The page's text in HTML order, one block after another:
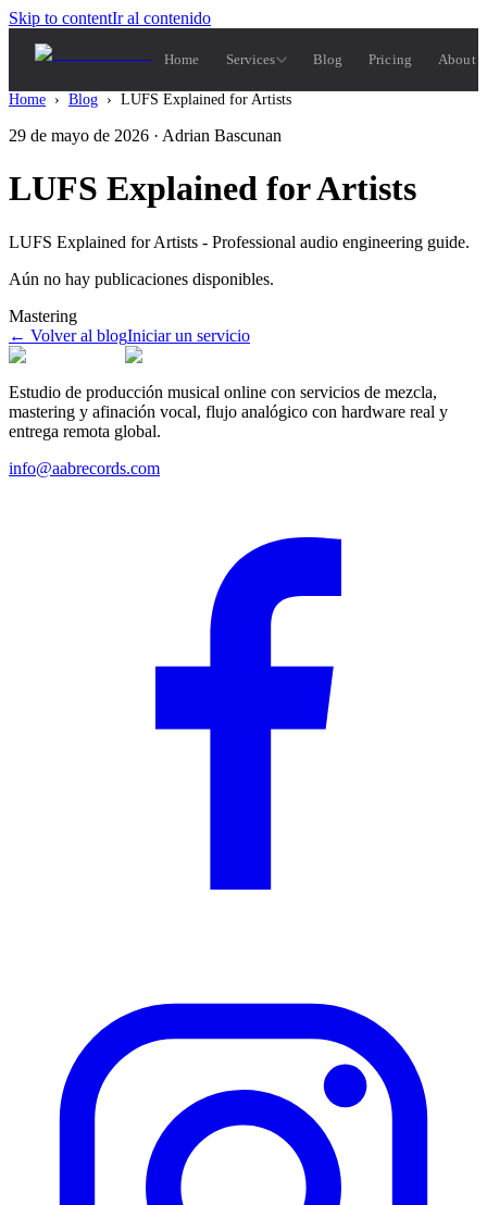
Skip to contentIr al contenido
Home Services Blog Pricing About
Home › Blog › LUFS Explained for Artists
29 de mayo de 2026 · Adrian Bascunan
LUFS Explained for Artists
LUFS Explained for Artists - Professional audio engineering guide.
Aún no hay publicaciones disponibles.
Mastering
← Volver al blogIniciar un servicio
Estudio de producción musical online con servicios de mezcla,
mastering y afinación vocal, flujo analógico con hardware real y
entrega remota global.
info@aabrecords.com